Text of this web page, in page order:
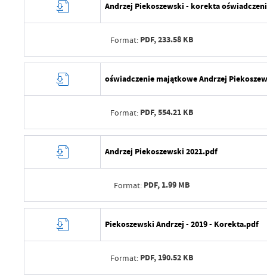
Data ostatniej aktualizacji
Ostatnio zaktualizował
Data opublikowania
Opublikował
Data ostatniej aktualizacji
Ostatnio zaktualizował
Andrzej Piekoszewski - korekta
Format: PDF,233.58 KB
Data opublikowania
Opublikował
Data ostatniej aktualizacji
Ostatnio zaktualizował
oświadczenie majątkowe Andrzej
Format: PDF,554.21 KB
Opublikował
Data ostatniej aktualizacji
Ostatnio zaktualizował
Andrzej Piekoszewski 2021.pdf
Format: PDF, 1.99 MB
Data opublikowania
Piekoszewski Andrzej - 2019 - Korekta.pdf
Format: PDF, 190.52 KB